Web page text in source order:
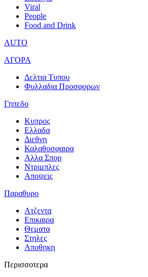
Viral
People
Food and Drink
AUTO
ΑΓΟΡΑ
Δελτια Τυπου
Φυλλαδια Προσφορων
Γηπεδο
Κυπρος
Ελλαδα
Διεθνη
Καλαθοσφαιρα
Αλλα Σπορ
Ντριμπλες
Αποψεις
Παραθυρο
Ατζεντα
Επικαιρα
Θεματα
Στηλες
Αποθηκη
Περισσοτερα